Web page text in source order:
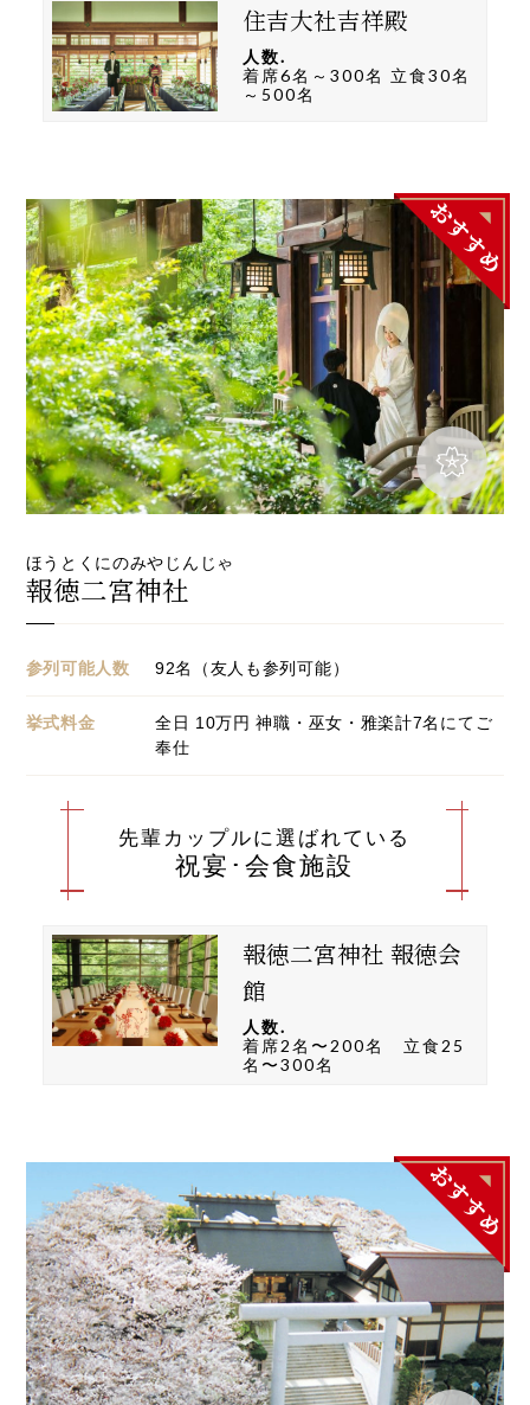
住吉大社吉祥殿
人数.
着席6名～300名 立食30名
～500名
ほうとくにのみやじんじゃ
報徳二宮神社
参列可能人数 92名（友人も参列可能）
挙式料金 全日 10万円 神職・巫女・雅楽計7名にてご
奉仕
先輩カップルに選ばれている
祝宴･会食施設
報徳二宮神社 報徳会
館
人数.
着席2名〜200名 立食25
名〜300名